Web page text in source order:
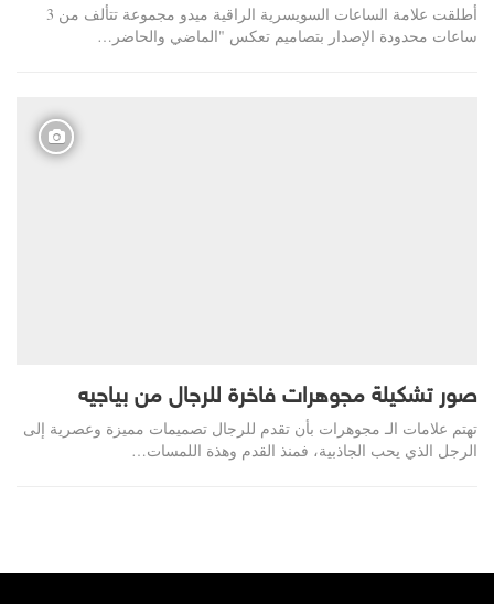
أطلقت علامة الساعات السويسرية الراقية ميدو مجموعة تتألف من 3
ساعات محدودة الإصدار بتصاميم تعكس "الماضي والحاضر…
صور تشكيلة مجوهرات فاخرة للرجال من بياجيه
تهتم علامات الـ مجوهرات بأن تقدم للرجال تصميمات مميزة وعصرية إلى
الرجل الذي يحب الجاذبية، فمنذ القدم وهذة اللمسات…